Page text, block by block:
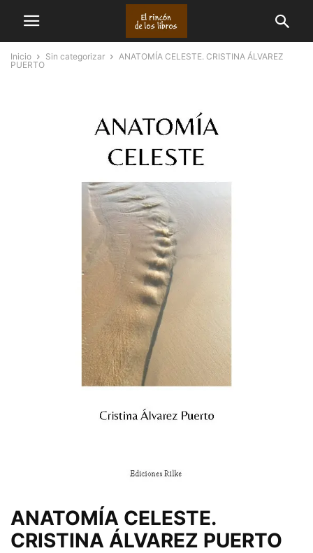
Inicio Sin categorizar
ANATOMÍA CELESTE. CRISTINA ÁLVAREZ
PUERTO
ANATOMÍA CELESTE.
CRISTINA ÁLVAREZ PUERTO